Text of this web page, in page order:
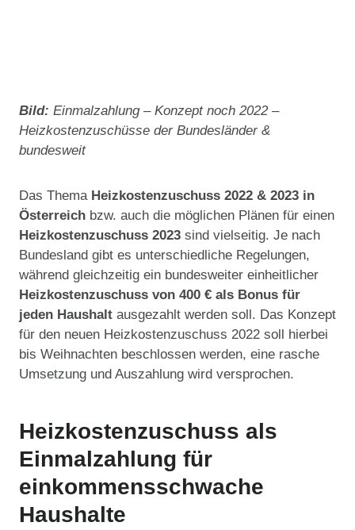
Bild: Einmalzahlung – Konzept noch 2022 –
Heizkostenzuschüsse der Bundesländer &
bundesweit
Das Thema Heizkostenzuschuss 2022 & 2023 in
Österreich bzw. auch die möglichen Plänen für einen
Heizkostenzuschuss 2023 sind vielseitig. Je nach
Bundesland gibt es unterschiedliche Regelungen,
während gleichzeitig ein bundesweiter einheitlicher
Heizkostenzuschuss von 400 € als Bonus für
jeden Haushalt ausgezahlt werden soll. Das Konzept
für den neuen Heizkostenzuschuss 2022 soll hierbei
bis Weihnachten beschlossen werden, eine rasche
Umsetzung und Auszahlung wird versprochen.
Heizkostenzuschuss als
Einmalzahlung für
einkommensschwache
Haushalte